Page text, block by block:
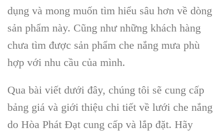
dụng và mong muốn tìm hiểu sâu hơn về dòng
sản phẩm này. Cũng như những khách hàng
chưa tìm được sản phẩm che nắng mưa phù
hợp với nhu cầu của mình.
Qua bài viết dưới đây, chúng tôi sẽ cung cấp
bảng giá và giới thiệu chi tiết về lưới che nắng
do Hòa Phát Đạt cung cấp và lắp đặt. Hãy